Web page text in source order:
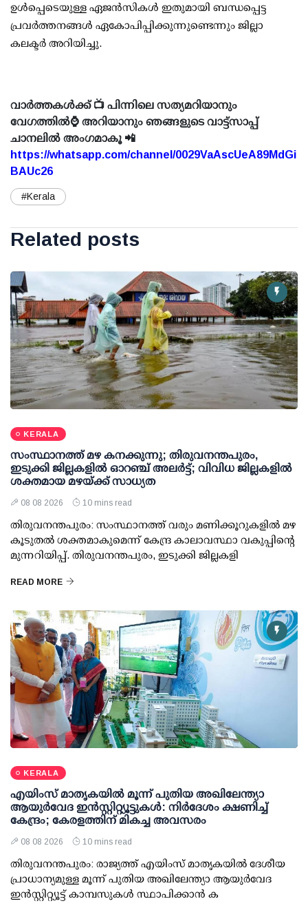
ഉള്‍പ്പെടെയുള്ള ഏജന്‍സികള്‍ ഇതുമായി ബന്ധപ്പെട്ട
പ്രവര്‍ത്തനങ്ങള്‍ ഏകോപിപ്പിക്കുന്നുണ്ടെന്നും ജില്ലാ
കലക്ടര്‍ അറിയിച്ചു.
വാർത്തകൾക്ക് 📺 പിന്നിലെ സത്യമറിയാനും
വേഗത്തിൽ⌚ അറിയാനും ഞങ്ങളുടെ വാട്ട്സാപ്പ്
ചാനലിൽ അംഗമാകൂ 📲
https://whatsapp.com/channel/0029VaAscUeA89MdGi
BAUc26
#Kerala
Related posts
KERALA
സംസ്ഥാനത്ത് മഴ കനക്കുന്നു; തിരുവനന്തപുരം,
ഇടുക്കി ജില്ലകളിൽ ഓറഞ്ച് അലർട്ട്; വിവിധ ജില്ലകളിൽ
ശക്തമായ മഴയ്ക്ക് സാധ്യത
08 08 2026 10 mins read
തിരുവനന്തപുരം: സംസ്ഥാനത്ത് വരും മണിക്കൂറുകളിൽ മഴ
കൂടുതൽ ശക്തമാകുമെന്ന് കേന്ദ്ര കാലാവസ്ഥാ വകുപ്പിന്റെ
മുന്നറിയിപ്പ്. തിരുവനന്തപുരം, ഇടുക്കി ജില്ലകളി
READ MORE
KERALA
എയിംസ് മാതൃകയില്‍ മൂന്ന് പുതിയ അഖിലേന്ത്യാ
ആയുര്‍വേദ ഇന്‍സ്റ്റിറ്റ്യൂട്ടുകള്‍: നിര്‍ദേശം ക്ഷണിച്ച്
കേന്ദ്രം; കേരളത്തിന് മികച്ച അവസരം
08 08 2026 10 mins read
തിരുവനന്തപുരം: രാജ്യത്ത് എയിംസ് മാതൃകയില്‍ ദേശീയ
പ്രാധാന്യമുള്ള മൂന്ന് പുതിയ അഖിലേന്ത്യാ ആയുര്‍വേദ
ഇന്‍സ്റ്റിറ്റ്യൂട്ട് കാമ്പസുകള്‍ സ്ഥാപിക്കാന്‍ ക